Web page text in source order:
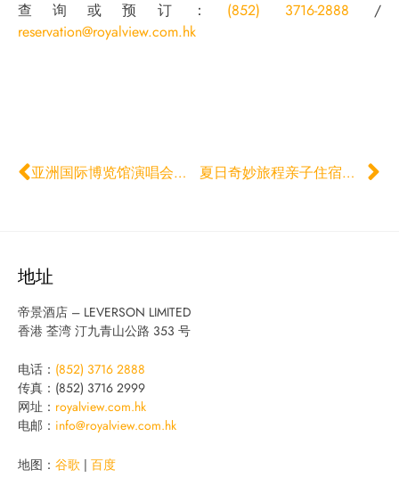
查询或预订： (852) 3716-2888 /
reservation@royalview.com.hk
亚洲国际博览馆演唱会及盛事住宿计划 夏日奇妙旅程亲子住宿计划
地址
帝景酒店 – LEVERSON LIMITED
香港 荃湾 汀九青山公路 353 号
电话： (852) 3716 2888
传真：(852) 3716 2999
网址： royalview.com.hk
电邮： info@royalview.com.hk
地图： 谷歌 百度